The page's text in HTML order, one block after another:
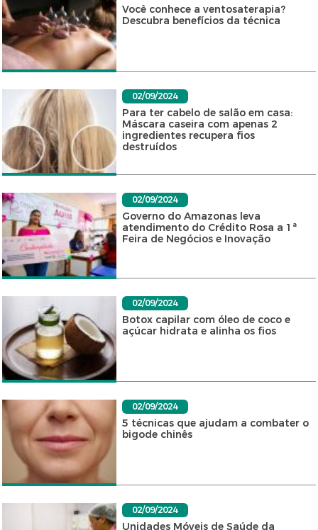
Você conhece a ventosaterapia?
Descubra benefícios da técnica
02/09/2024
Para ter cabelo de salão em casa:
Máscara caseira com apenas 2
ingredientes recupera fios
destruídos
02/09/2024
Governo do Amazonas leva
atendimento do Crédito Rosa a 1ª
Feira de Negócios e Inovação
02/09/2024
Botox capilar com óleo de coco e
açúcar hidrata e alinha os fios
02/09/2024
5 técnicas que ajudam a combater o
bigode chinês
02/09/2024
Unidades Móveis de Saúde da